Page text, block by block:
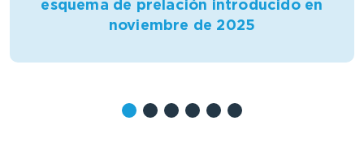
esquema de prelación introducido en
noviembre de 2025